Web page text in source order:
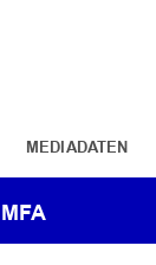
MEDIADATEN
MFA